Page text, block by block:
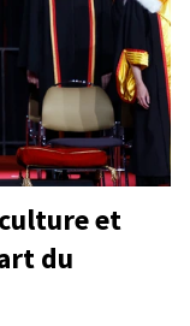
et
du